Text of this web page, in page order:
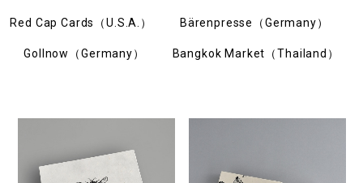
Red Cap Cards（U.S.A.） Bärenpresse（Germany）
Gollnow（Germany） Bangkok Market（Thailand）